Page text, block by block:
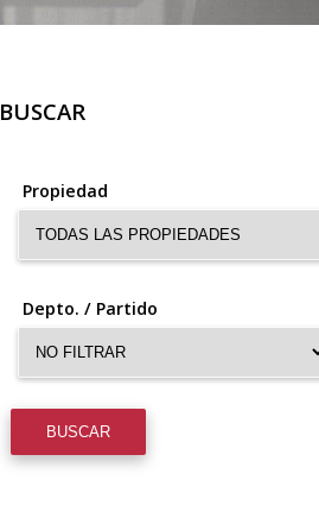
BUSCAR
Propiedad
Depto. / Partido